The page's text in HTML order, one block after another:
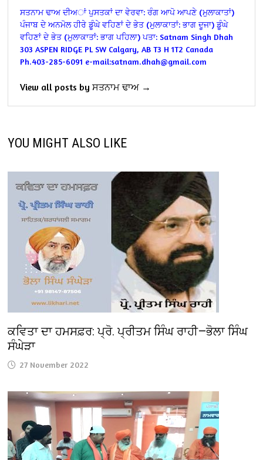
ਸਤਨਾਮ ਢਾਅ ਦੀਅਾਂ ਪੁਸਤਕਾਂ ਦਾ ਵੇਰਵਾ: ਰੰਗ ਆਪੋ ਆਪਣੇ (ਮੁਲਾਕਾਤਾਂ)
ਪੰਜਾਬ ਦੇ ਅਨਮੋਲ ਹੀਰੇ ਡੂੰਘੇ ਵਹਿਣਾਂ ਦੇ ਭੇਤ (ਮੁਲਾਕਾਤਾਂ: ਭਾਗ ਦੂਜਾ) ਡੂੰਘੇ
ਵਹਿਣਾਂ ਦੇ ਭੇਤ (ਮੁਲਾਕਾਤਾਂ: ਭਾਗ ਪਹਿਲਾ) ਪਤਾ: Satnam Singh Dhah
303 ASPEN RIDGE PL SW Calgary, AB T3 H 1T2 Canada
Ph.403-285-6091 e-mail:satnam.dhah@gmail.com
View all posts by ਸਤਨਾਮ ਢਾਅ →
YOU MIGHT ALSO LIKE
ਕਵਿਤਾ ਦਾ ਹਮਸਫ਼ਰ: ਪ੍ਰੋ. ਪ੍ਰੀਤਮ ਸਿੰਘ ਰਾਹੀ—ਭੋਲਾ ਸਿੰਘ
ਸੰਘੇੜਾ
27 November 2022